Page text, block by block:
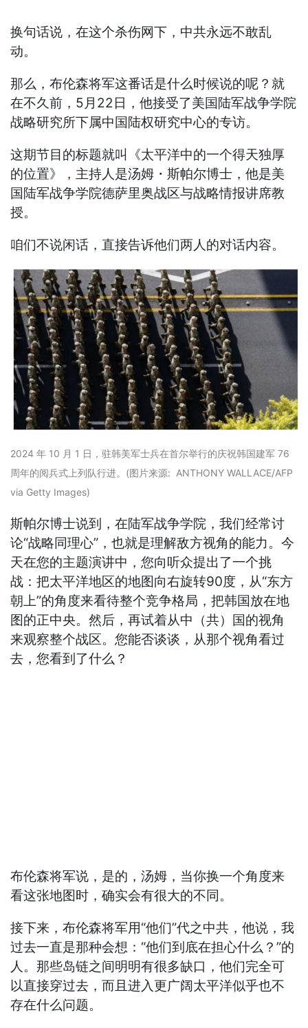
换句话说，在这个杀伤网下，中共永远不敢乱
动。
那么，布伦森将军这番话是什么时候说的呢？就
在不久前，5月22日，他接受了美国陆军战争学院
战略研究所下属中国陆权研究中心的专访。
这期节目的标题就叫《太平洋中的一个得天独厚
的位置》，主持人是汤姆・斯帕尔博士，他是美
国陆军战争学院德萨里奥战区与战略情报讲席教
授。
咱们不说闲话，直接告诉他们两人的对话内容。
2024 年 10 月 1 日，驻韩美军士兵在首尔举行的庆祝韩国建军 76
周年的阅兵式上列队行进。(图片来源: ANTHONY WALLACE/AFP
via Getty Images)
斯帕尔博士说到，在陆军战争学院，我们经常讨
论“战略同理心”，也就是理解敌方视角的能力。今
天在您的主题演讲中，您向听众提出了一个挑
战：把太平洋地区的地图向右旋转90度，从“东方
朝上”的角度来看待整个竞争格局，把韩国放在地
图的正中央。然后，再试着从中（共）国的视角
来观察整个战区。您能否谈谈，从那个视角看过
去，您看到了什么？
布伦森将军说，是的，汤姆，当你换一个角度来
看这张地图时，确实会有很大的不同。
接下来，布伦森将军用“他们”代之中共，他说，我
过去一直是那种会想：“他们到底在担心什么？”的
人。那些岛链之间明明有很多缺口，他们完全可
以直接穿过去，而且进入更广阔太平洋似乎也不
存在什么问题。